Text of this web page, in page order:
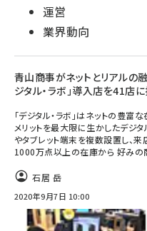
運営
業界動向
青山商事がネットとリアルの
ジタル・ラボ」導入店を41店
「デジタル・ラボ」はネットの豊
メリットを最大限に生かしたデジ
やタブレット端末を複数設置し、
1000万点以上の在庫から 好みの
石居 岳
2020年9月7日 10:00